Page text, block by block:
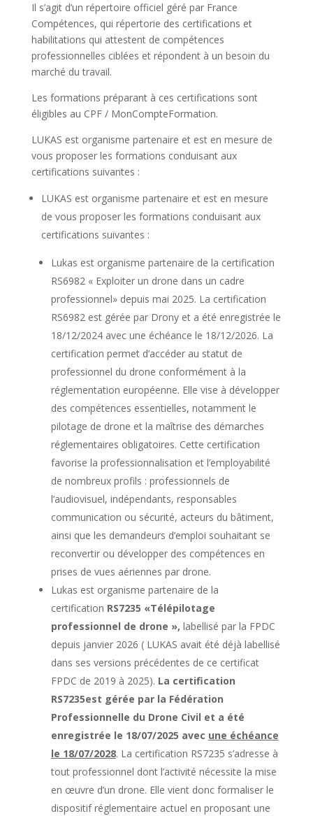
Il s’agit d’un répertoire officiel géré par France
Compétences, qui répertorie des certifications et
habilitations qui attestent de compétences
professionnelles ciblées et répondent à un besoin du
marché du travail.
Les formations préparant à ces certifications sont
éligibles au CPF / MonCompteFormation.
LUKAS est organisme partenaire et est en mesure de
vous proposer les formations conduisant aux
certifications suivantes :
LUKAS est organisme partenaire et est en mesure
de vous proposer les formations conduisant aux
certifications suivantes :
Lukas est organisme partenaire de la certification
RS6982 « Exploiter un drone dans un cadre
professionnel» depuis mai 2025. La certification
RS6982 est gérée par Drony et a été enregistrée le
18/12/2024 avec une échéance le 18/12/2026. La
certification permet d’accéder au statut de
professionnel du drone conformément à la
réglementation européenne. Elle vise à développer
des compétences essentielles, notamment le
pilotage de drone et la maîtrise des démarches
réglementaires obligatoires. Cette certification
favorise la professionnalisation et l’employabilité
de nombreux profils : professionnels de
l’audiovisuel, indépendants, responsables
communication ou sécurité, acteurs du bâtiment,
ainsi que les demandeurs d’emploi souhaitant se
reconvertir ou développer des compétences en
prises de vues aériennes par drone.
Lukas est organisme partenaire de la
certification RS7235 «Télépilotage
professionnel de drone », labellisé par la FPDC
depuis janvier 2026 ( LUKAS avait été déjà labellisé
dans ses versions précédentes de ce certificat
FPDC de 2019 à 2025). La certification
RS7235est gérée par la Fédération
Professionnelle du Drone Civil et a été
enregistrée le 18/07/2025 avec une échéance
le 18/07/2028. La certification RS7235 s’adresse à
tout professionnel dont l’activité nécessite la mise
en œuvre d’un drone. Elle vient donc formaliser le
dispositif réglementaire actuel en proposant une